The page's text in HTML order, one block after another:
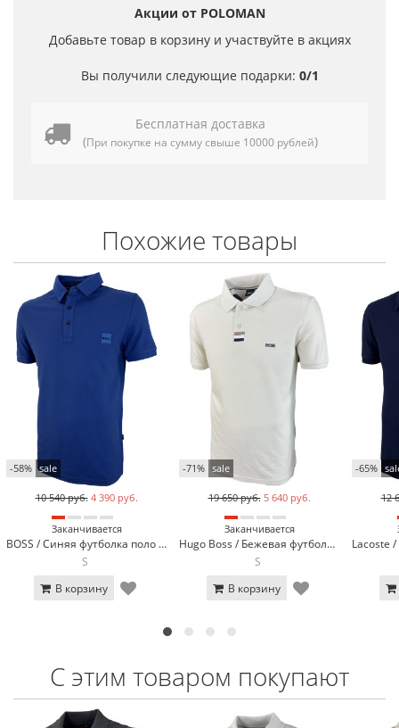
Акции от POLOMAN
Добавьте товар в корзину и участвуйте в акциях
Вы получили следующие подарки: 0/1
Бесплатная доставка
(При покупке на сумму свыше 10000 рублей)
Похожие товары
-58% sale
10 540 руб. 4 390 руб.
Заканчивается
BOSS / Синяя футболка поло BOSS 13-923-4
S
В корзину
-71% sale
19 650 руб. 5 640 руб.
Заканчивается
Hugo Boss / Бежевая футболка поло Hugo Boss 317-13
S
В корзину
-65%
12
С этим товаром покупают